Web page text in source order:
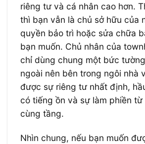
riêng tư và cá nhân cao hơn.
thì bạn vẫn là chủ sở hữu của
quyền bảo trì hoặc sửa chữa
bạn muốn. Chủ nhân của
chỉ dùng chung một bức
ngoài nên bên trong ngôi nhà
được sự riêng tư nhất định,
có tiếng ồn và sự làm phiền từ
cùng tầng.
Nhìn chung, nếu bạn muốn